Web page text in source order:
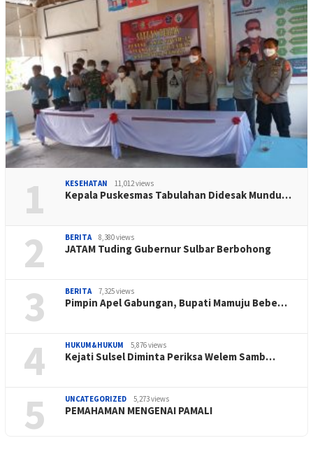
1 KESEHATAN 11,012 views
Kepala Puskesmas Tabulahan Didesak Mundu…
2 BERITA 8,380 views
JATAM Tuding Gubernur Sulbar Berbohong
3 BERITA 7,325 views
Pimpin Apel Gabungan, Bupati Mamuju Bebe…
4 HUKUM&HUKUM 5,876 views
Kejati Sulsel Diminta Periksa Welem Samb…
5 UNCATEGORIZED 5,273 views
PEMAHAMAN MENGENAI PAMALI